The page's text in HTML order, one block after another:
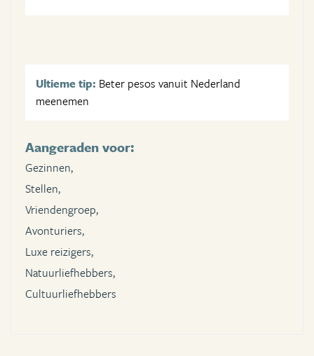
Ultieme tip: Beter pesos vanuit Nederland
meenemen
Aangeraden voor:
Gezinnen,
Stellen,
Vriendengroep,
Avonturiers,
Luxe reizigers,
Natuurliefhebbers,
Cultuurliefhebbers